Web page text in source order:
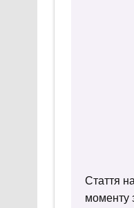
Стаття
моменту